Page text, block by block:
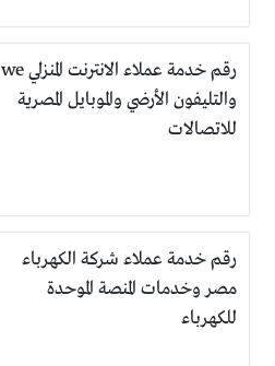
رقم خدمة عملاء الانترنت المنزلي we
والتليفون الأرضي والموبايل المصرية
للاتصالات
رقم خدمة عملاء شركة الكهرباء
مصر وخدمات المنصة الموحدة
للكهرباء